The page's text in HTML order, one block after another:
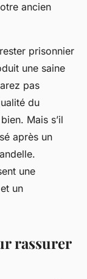
ancien
prisonnier
une saine
pas
du
Mais s’il
après un
une
et un
rassurer